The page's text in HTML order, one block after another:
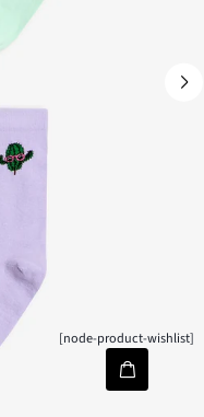
[node-product-wishlist]